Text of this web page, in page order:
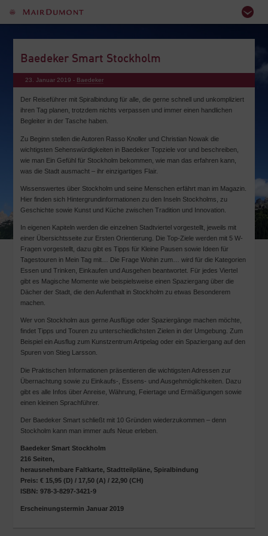
Baedeker Smart Stockholm
23. Januar 2019 - Baedeker
Der Reiseführer mit Spiralbindung für alle, die gerne schnell und unkompliziert
ihren Tag planen, trotzdem nichts verpassen und immer einen handlichen
Begleiter in der Tasche haben.
Zu Beginn stellen die Autoren Rasso Knoller und Christian Nowak die
wichtigsten Sehenswürdigkeiten in Baedeker Topziele vor und beschreiben,
wie man Ein Gefühl für Stockholm bekommen, wie man das erfahren kann,
was die Stadt ausmacht – ihr einzigartiges Flair.
Wissenswertes über Stockholm und seine Menschen erfährt man im Magazin.
Hier finden sich Hintergrundinformationen zu den Inseln Stockholms, zu
Geschichte sowie Kunst und Küche zwischen Tradition und Innovation.
In eigenen Kapiteln werden die einzelnen Stadtviertel vorgestellt, jeweils mit
einer Übersichtsseite zur Ersten Orientierung. Die Top-Ziele werden mit 5 W-
Fragen vorgestellt, dazu gibt es Tipps für Kleine Pausen sowie Ideen für
Tagestouren in Mein Tag mit… Die Frage Wohin zum… wird für die Kategorien
Essen und Trinken, Einkaufen und Ausgehen beantwortet. Für jedes Viertel
gibt es Magische Momente wie beispielsweise einen Spaziergang über die
Dächer der Stadt, die den Aufenthalt in Stockholm zu etwas Besonderem
machen.
Wer von Stockholm aus gerne Ausflüge oder Spaziergänge machen möchte,
findet Tipps und Touren zu unterschiedlichsten Zielen in der Umgebung. Zum
Beispiel ein Ausflug zum Kunstzentrum Artipelag oder ein Spaziergang auf den
Spuren von Stieg Larsson.
Die Praktischen Informationen präsentieren die wichtigsten Adressen zur
Übernachtung sowie zu Einkaufs-, Essens- und Ausgehmöglichkeiten. Dazu
gibt es alle Infos über Anreise, Währung, Feiertage und Ermäßigungen sowie
einen kleinen Sprachführer.
Der Baedeker Smart schließt mit 10 Gründen wiederzukommen – denn
Stockholm kann man immer aufs Neue erleben.
Baedeker Smart Stockholm
216 Seiten,
herausnehmbare Faltkarte, Stadtteilpläne, Spiralbindung
Preis: € 15,95 (D) / 17,50 (A) / 22,90 (CH)
ISBN: 978-3-8297-3421-9
Erscheinungstermin Januar 2019